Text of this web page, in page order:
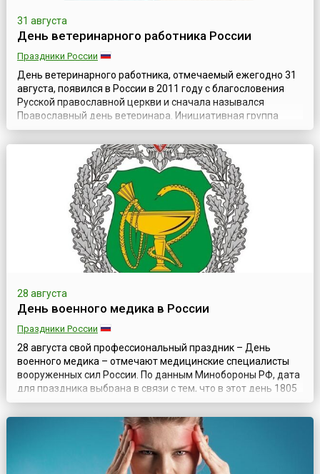
31 августа
День ветеринарного работника России
Праздники России
День ветеринарного работника, отмечаемый ежегодно 31
августа, появился в России в 2011 году с благословения
Русской православной церкви и сначала назывался
Православный день ветеринара. Инициативная группа
Российской сельскохозяйственной академии наук
направила Патриарху Московскому и Всея Руси Кириллу
ходатайство. В нем ученые мужи предложили считать день
памяти святых мучеников Флора и Лавра...
28 августа
День военного медика в России
Праздники России
28 августа свой профессиональный праздник – День
военного медика – отмечают медицинские специалисты
вооруженных сил России. По данным Минобороны РФ, дата
для праздника выбрана в связи с тем, что в этот день 1805
года положением российского императора Александра I
был утвержден центральный орган военно-медицинского
управления, призванный координировать деятельность
всех звеньев медицинской служ...